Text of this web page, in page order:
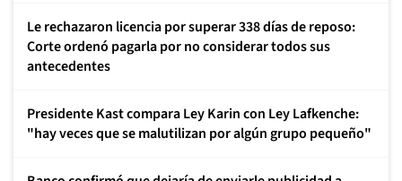
Le rechazaron licencia por superar 338 días de reposo:
Corte ordenó pagarla por no considerar todos sus
antecedentes
Presidente Kast compara Ley Karin con Ley Lafkenche:
"hay veces que se malutilizan por algún grupo pequeño"